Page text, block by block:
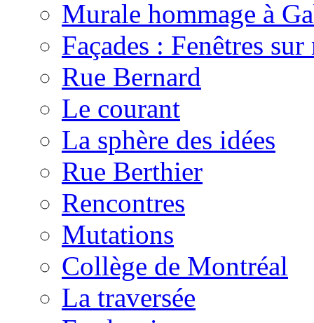
Murale hommage à
Façades : Fenêtres
Rue Bernard
Le courant
La sphère des idées
Rue Berthier
Rencontres
Mutations
Collège de Montréal
La traversée